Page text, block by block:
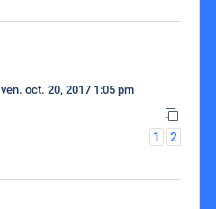
ven. oct. 20, 2017 1:05 pm
1
2